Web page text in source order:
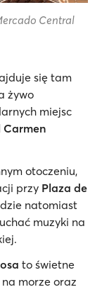
Central
się tam
żywo
miejsc
Carmen
otoczeniu,
przy Plaza de
natomiast
muzyki na
to świetne
morze oraz